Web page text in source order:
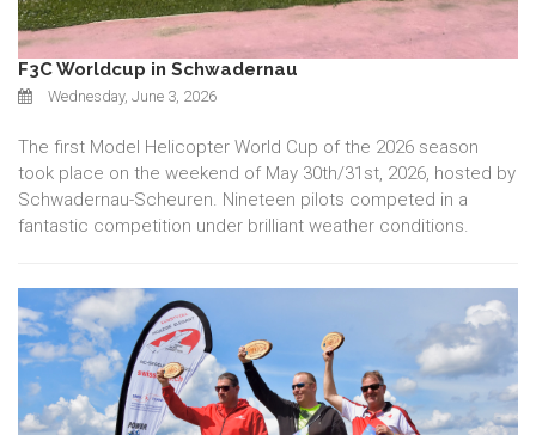
F3C Worldcup in Schwadernau
Wednesday, June 3, 2026
The first Model Helicopter World Cup of the 2026 season
took place on the weekend of May 30th/31st, 2026, hosted by
Schwadernau-Scheuren. Nineteen pilots competed in a
fantastic competition under brilliant weather conditions.